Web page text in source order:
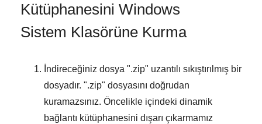
Kütüphanesini Windows
Sistem Klasörüne Kurma
İndireceğiniz dosya ".zip" uzantılı sıkıştırılmış bir
dosyadır. ".zip" dosyasını doğrudan
kuramazsınız. Öncelikle içindeki dinamik
bağlantı kütüphanesini dışarı çıkarmamız